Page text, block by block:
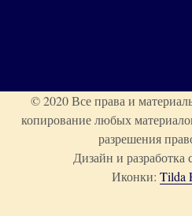
© 2020 Все права и
копирование любых
разрешения
Дизайн и разработка
Иконки: Tilda